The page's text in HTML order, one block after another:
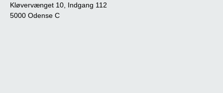
Kløvervænget 10, Indgang 112
5000 Odense C